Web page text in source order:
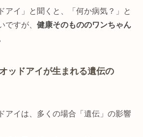
アイ」と聞くと、「何か病気？」と
ですが、 健康そのもののワンちゃん
ッドアイが生まれる遺伝の
アイは、多くの場合「遺伝」の影響